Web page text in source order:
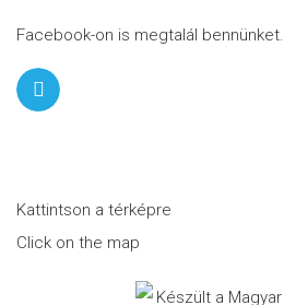
Facebook-on is megtalál bennünket.
Kattintson a térképre
Click on the map